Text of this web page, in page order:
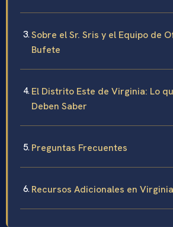
Sobre el Sr. Sris y el Equipo de
Bufete
El Distrito Este de Virginia: Lo
Deben Saber
Preguntas Frecuentes
Recursos Adicionales en Virginia